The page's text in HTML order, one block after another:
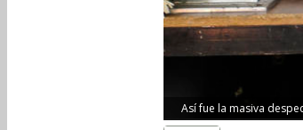
Así fue la masiva